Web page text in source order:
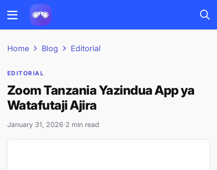
Home Blog Editorial
EDITORIAL
Zoom Tanzania Yazindua App ya
Watafutaji Ajira
January 31, 2026·2 min read